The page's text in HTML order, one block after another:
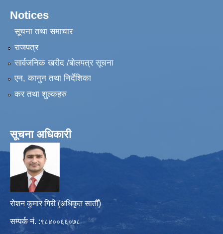
Notices
सूचना तथा समाचार
राजपत्र
सार्वजनिक खरीद /बोलपत्र सूचना
एन, कानुन तथा निर्देशिका
कर तथा शुल्कहरु
सूचना अधिकारी
रोशन कुमार गिरी (अधिकृत सातौँ)
सम्पर्क नं. :९८४००६६०७८